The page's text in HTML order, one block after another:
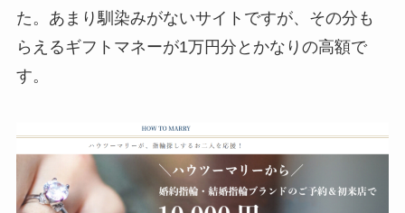
た。あまり馴染みがないサイトですが、その分も
らえるギフトマネーが1万円分とかなりの高額で
す。